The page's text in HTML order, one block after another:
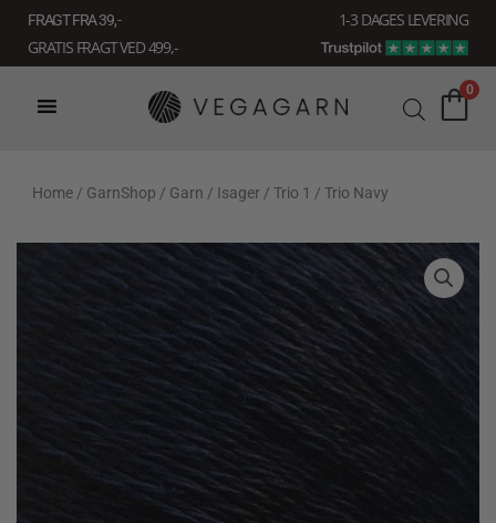
indholdet
FRAGT FRA 39, -
1-3 DAGES LEVERING
GRATIS FRAGT VED 499,-
0
Home / GarnShop / Garn / Isager / Trio 1 / Trio Navy